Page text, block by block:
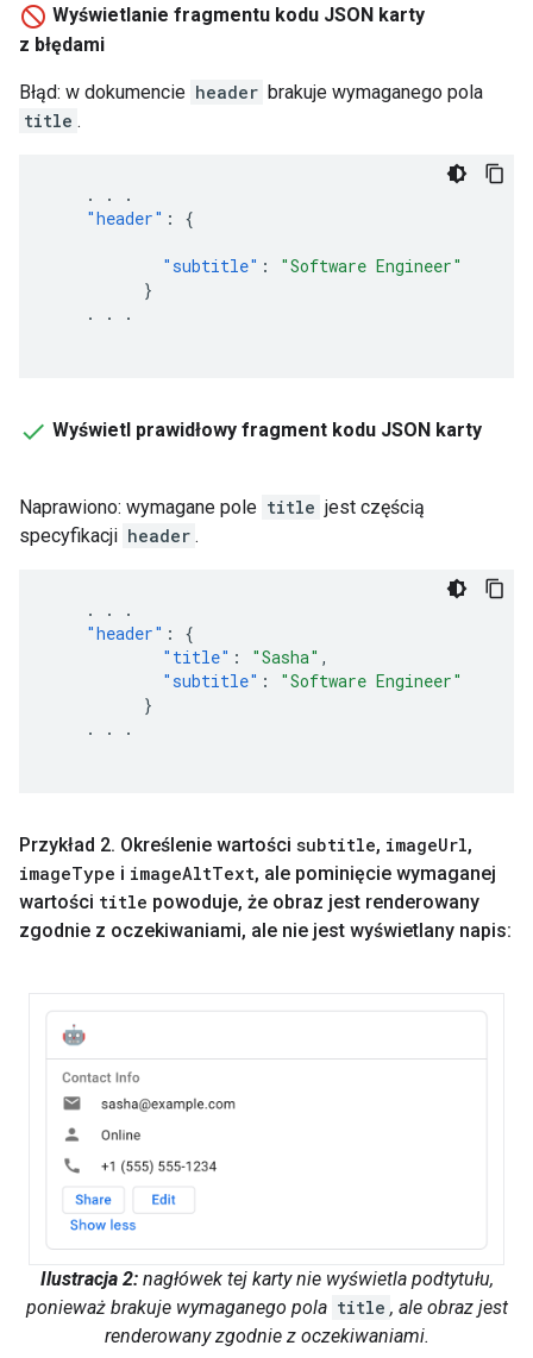
Wyświetlanie fragmentu kodu JSON karty
z błędami
Błąd: w dokumencie header brakuje wymaganego pola
title .
. .
.
"header" : {
"subtitle" :
"Software Engineer"
}
.
. .
Wyświetl prawidłowy fragment kodu JSON karty
Naprawiono: wymagane pole title jest częścią
specyfikacji header .
. .
.
"header" :
{
"title" : "Sasha" ,
"subtitle" :
"Software Engineer"
}
.
. .
Przykład 2. Określenie wartości subtitle, imageUrl,
imageType i imageAltText, ale pominięcie wymaganej
wartości title powoduje, że obraz jest renderowany
zgodnie z oczekiwaniami, ale nie jest wyświetlany napis:
Ilustracja 2:nagłówek tej karty nie wyświetla podtytułu,
ponieważ brakuje wymaganego pola title , ale obraz jest
renderowany zgodnie z oczekiwaniami.